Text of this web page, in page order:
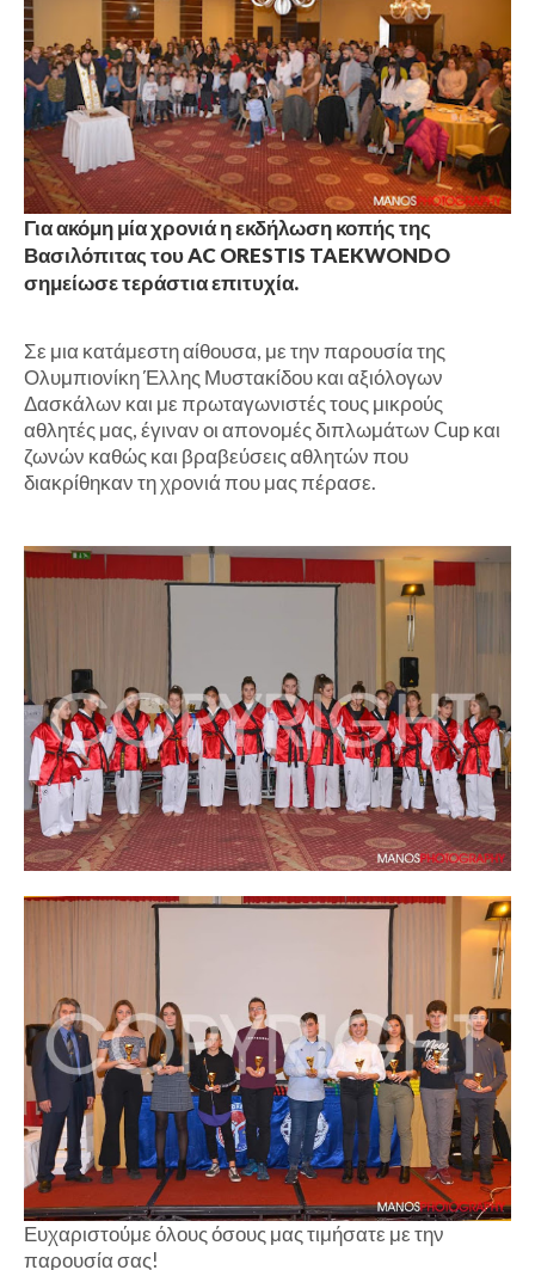
Για ακόμη μία χρονιά η εκδήλωση κοπής της
Βασιλόπιτας του AC ORESTIS TAEKWONDO
σημείωσε τεράστια επιτυχία.
Σε μια κατάμεστη αίθουσα, με την παρουσία της
Ολυμπιονίκη Έλλης Μυστακίδου και αξιόλογων
Δασκάλων και με πρωταγωνιστές τους μικρούς
αθλητές μας, έγιναν οι απονομές διπλωμάτων Cup και
ζωνών καθώς και βραβεύσεις αθλητών που
διακρίθηκαν τη χρονιά που μας πέρασε.
Ευχαριστούμε όλους όσους μας τιμήσατε με την
παρουσία σας!